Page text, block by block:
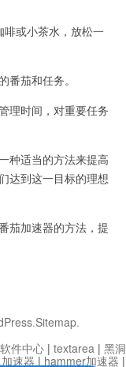
或小茶水，放松一
茄和任务。
时间，对重要任务
适当的方法来提高
达到这一目标的理想
加速器的方法，提
.Sitemap.
件中心 | textarea | 黑
速器 | hammer加速器